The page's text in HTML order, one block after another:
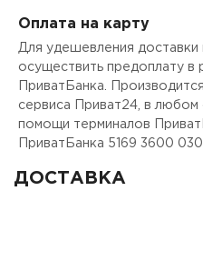
Оплата на карту
Для удешевления
осуществить предоплату в
ПриватБанка.
сервиса Приват24, в любом
помощи терминалов
ПриватБанка 5169 3600
ДОСТАВКА